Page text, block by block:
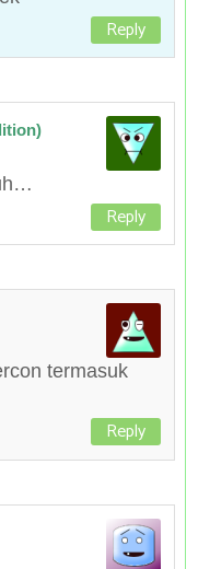
Reply
Reply
termasuk
Reply